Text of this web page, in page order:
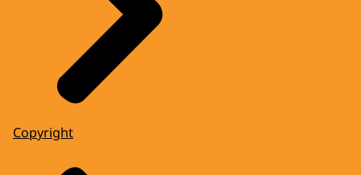
Copyright